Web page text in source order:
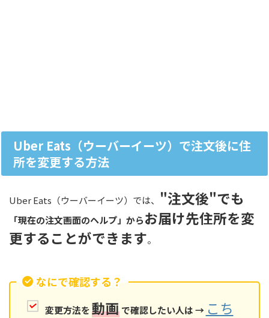
Uber Eats（ウーバーイーツ）で注文後に住
所を変更する方法
Uber Eats（ウーバーイーツ）では、 "注文後"でも
「現在の注文画面のヘルプ」からお届け先住所を変
更することができます。
なにで確認する？
変更方法を動画で確認したい人は → こち